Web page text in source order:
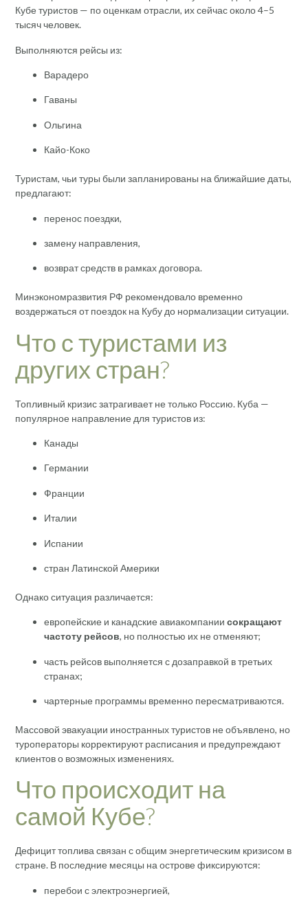
Кубе туристов — по оценкам отрасли, их сейчас около 4–5
тысяч человек.
Выполняются рейсы из:
Варадеро
Гаваны
Ольгина
Кайо-Коко
Туристам, чьи туры были запланированы на ближайшие даты,
предлагают:
перенос поездки,
замену направления,
возврат средств в рамках договора.
Минэкономразвития РФ рекомендовало временно
воздержаться от поездок на Кубу до нормализации ситуации.
Что с туристами из
других стран?
Топливный кризис затрагивает не только Россию. Куба —
популярное направление для туристов из:
Канады
Германии
Франции
Италии
Испании
стран Латинской Америки
Однако ситуация различается:
европейские и канадские авиакомпании сокращают
частоту рейсов, но полностью их не отменяют;
часть рейсов выполняется с дозаправкой в третьих
странах;
чартерные программы временно пересматриваются.
Массовой эвакуации иностранных туристов не объявлено, но
туроператоры корректируют расписания и предупреждают
клиентов о возможных изменениях.
Что происходит на
самой Кубе?
Дефицит топлива связан с общим энергетическим кризисом в
стране. В последние месяцы на острове фиксируются:
перебои с электроэнергией,